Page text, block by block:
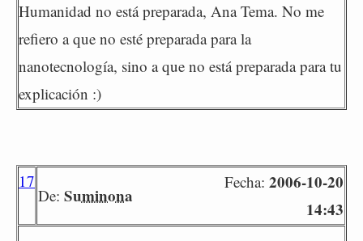
Humanidad no está preparada, Ana Tema. No me
refiero a que no esté preparada para la
nanotecnología, sino a que no está preparada para tu
explicación :)
17
De: Suminona
Fecha: 2006-10-20
14:43